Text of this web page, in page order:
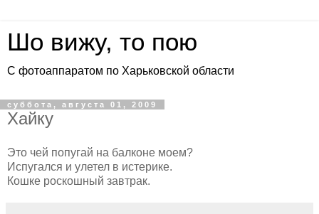
Шо вижу, то пою
С фотоаппаратом по Харьковской области
суббота, августа 01, 2009
Хайку
Это чей попугай на балконе моем?
Испугался и улетел в истерике.
Кошке роскошный завтрак.